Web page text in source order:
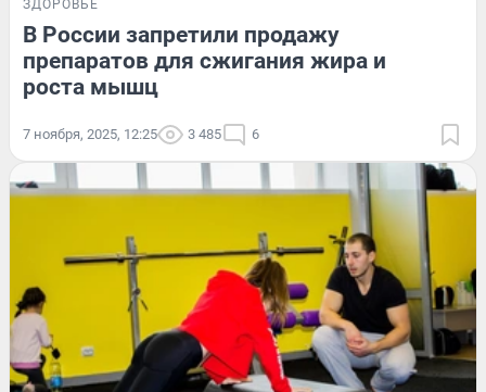
ЗДОРОВЬЕ
В России запретили продажу
препаратов для сжигания жира и
роста мышц
7 ноября, 2025, 12:25 3 485 6